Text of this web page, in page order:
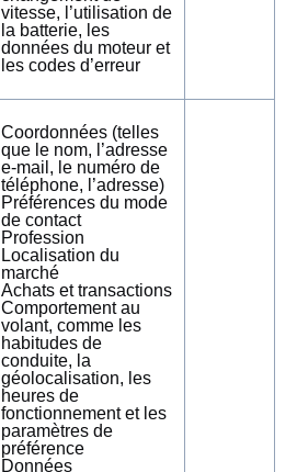
vitesse, l’utilisation de
la batterie, les
données du moteur et
les codes d’erreur
Coordonnées (telles
que le nom, l’adresse
e-mail, le numéro de
téléphone, l’adresse)
Préférences du mode
de contact
Profession
Localisation du
marché
Achats et transactions
Comportement au
volant, comme les
habitudes de
conduite, la
géolocalisation, les
heures de
fonctionnement et les
paramètres de
préférence
Données